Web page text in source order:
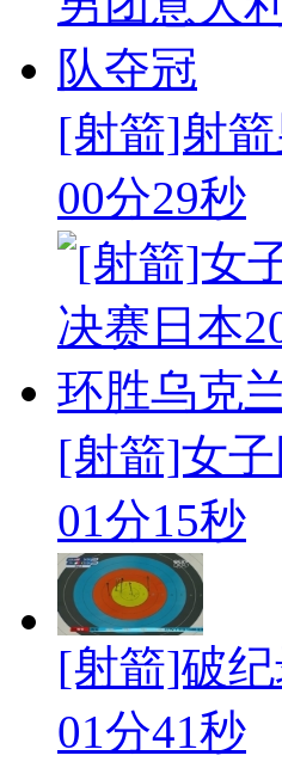
[射箭]射
00分29秒
[射箭]女
01分15秒
[射箭]破
01分41秒